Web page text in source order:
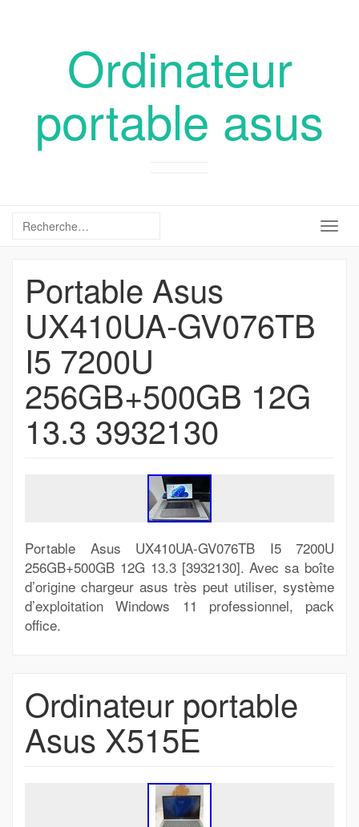
Ordinateur
portable asus
Portable Asus
UX410UA-GV076TB
I5 7200U
256GB+500GB 12G
13.3 3932130
Portable Asus UX410UA-GV076TB I5 7200U
256GB+500GB 12G 13.3 [3932130]. Avec sa boîte
d’origine chargeur asus très peut utiliser, système
d’exploitation Windows 11 professionnel, pack
office.
Ordinateur portable
Asus X515E